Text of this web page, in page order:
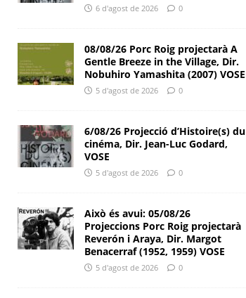
6 d'agost de 2026 0
08/08/26 Porc Roig projectarà A
Gentle Breeze in the Village, Dir.
Nobuhiro Yamashita (2007) VOSE
5 d'agost de 2026 0
6/08/26 Projecció d’Histoire(s) du
cinéma, Dir. Jean-Luc Godard,
VOSE
5 d'agost de 2026 0
Això és avui: 05/08/26
Projeccions Porc Roig projectarà
Reverón i Araya, Dir. Margot
Benacerraf (1952, 1959) VOSE
5 d'agost de 2026 0